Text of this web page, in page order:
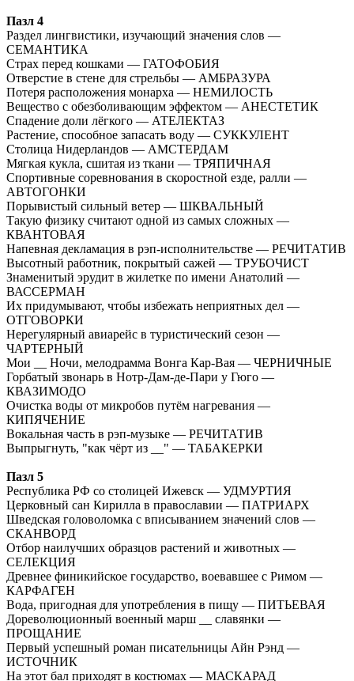
Пазл 4
Раздел лингвистики, изучающий значения слов —
СЕМАНТИКА
Страх перед кошками — ГАТОФОБИЯ
Отверстие в стене для стрельбы — АМБРАЗУРА
Потеря расположения монарха — НЕМИЛОСТЬ
Вещество с обезболивающим эффектом — АНЕСТЕТИК
Спадение доли лёгкого — АТЕЛЕКТАЗ
Растение, способное запасать воду — СУККУЛЕНТ
Столица Нидерландов — АМСТЕРДАМ
Мягкая кукла, сшитая из ткани — ТРЯПИЧНАЯ
Спортивные соревнования в скоростной езде, ралли —
АВТОГОНКИ
Порывистый сильный ветер — ШКВАЛЬНЫЙ
Такую физику считают одной из самых сложных —
КВАНТОВАЯ
Напевная декламация в рэп-исполнительстве — РЕЧИТАТИВ
Высотный работник, покрытый сажей — ТРУБОЧИСТ
Знаменитый эрудит в жилетке по имени Анатолий —
ВАССЕРМАН
Их придумывают, чтобы избежать неприятных дел —
ОТГОВОРКИ
Нерегулярный авиарейс в туристический сезон —
ЧАРТЕРНЫЙ
Мои __ Ночи, мелодрамма Вонга Кар-Вая — ЧЕРНИЧНЫЕ
Горбатый звонарь в Нотр-Дам-де-Пари у Гюго —
КВАЗИМОДО
Очистка воды от микробов путём нагревания —
КИПЯЧЕНИЕ
Вокальная часть в рэп-музыке — РЕЧИТАТИВ
Выпрыгнуть, "как чёрт из __" — ТАБАКЕРКИ
Пазл 5
Республика РФ со столицей Ижевск — УДМУРТИЯ
Церковный сан Кирилла в православии — ПАТРИАРХ
Шведская головоломка с вписыванием значений слов —
СКАНВОРД
Отбор наилучших образцов растений и животных —
СЕЛЕКЦИЯ
Древнее финикийское государство, воевавшее с Римом —
КАРФАГЕН
Вода, пригодная для употребления в пищу — ПИТЬЕВАЯ
Дореволюционный военный марш __ славянки —
ПРОЩАНИЕ
Первый успешный роман писательницы Айн Рэнд —
ИСТОЧНИК
На этот бал приходят в костюмах — МАСКАРАД